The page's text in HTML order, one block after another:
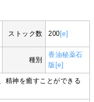
ストック数 200[e]
種別
香油秘薬石
版 [e]
精神を癒すことができる